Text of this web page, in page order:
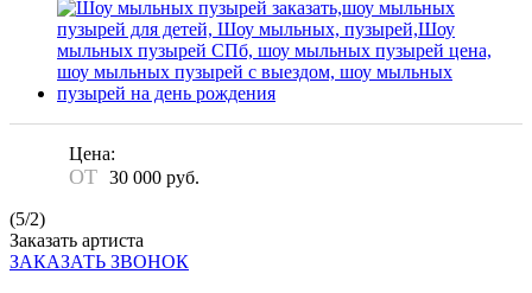
Цена:
ОТ 30 000 руб.
(5/2)
Заказать артиста
ЗАКАЗАТЬ ЗВОНОК